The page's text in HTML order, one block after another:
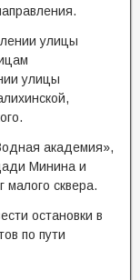
улицы
улицы
академия»,
Минина и
малого сквера.
остановки в
по пути